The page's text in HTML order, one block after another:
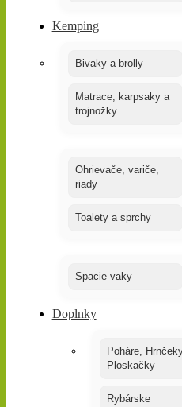
Kemping
Bivaky a brolly
Matrace, karpsaky a
trojnožky
Ohrievače, variče,
riady
Toalety a sprchy
Spacie vaky
Doplnky
Poháre,
Ploskačky
Rybárske